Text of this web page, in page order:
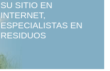
SU SITIO EN
INTERNET,
ESPECIALISTAS EN
RESIDUOS